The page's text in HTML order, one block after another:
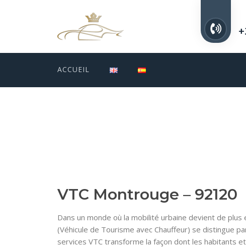
ACCUEIL
VTC Montrouge – 92120
Dans un monde où la mobilité urbaine devient de
(Véhicule de Tourisme avec Chauffeur) se distingue
services VTC transforme la façon dont les habitants